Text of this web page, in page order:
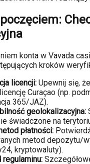
konta w Vavada
kroków
licencji: Upewnij się,
Curaçao (np.
365/JAZ).
geolokalizacyjna:
świadczone na
płatności:
metod depozytu/
kryptowaluty).